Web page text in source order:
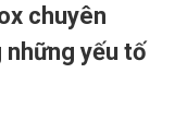
chuyên
những yếu tố